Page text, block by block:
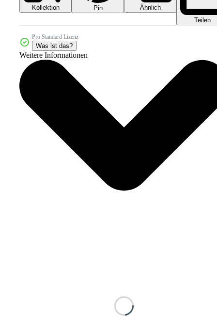
Kollektion Pin
Ähnlich
Teilen
Pro Standard Lizenz
Was ist das?
Weitere Informationen